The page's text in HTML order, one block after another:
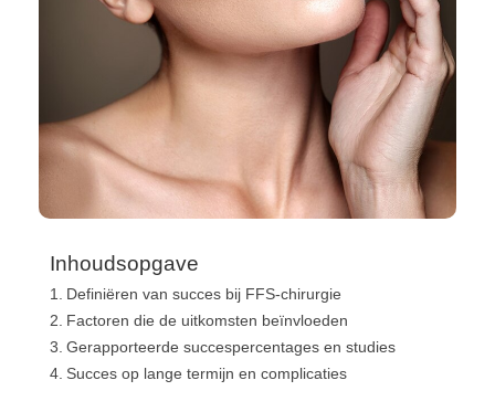
Inhoudsopgave
Definiëren van succes bij FFS-chirurgie
Factoren die de uitkomsten beïnvloeden
Gerapporteerde succespercentages en studies
Succes op lange termijn en complicaties